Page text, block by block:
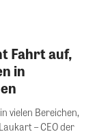
Fahrt auf,
in
vielen Bereichen,
– CEO der